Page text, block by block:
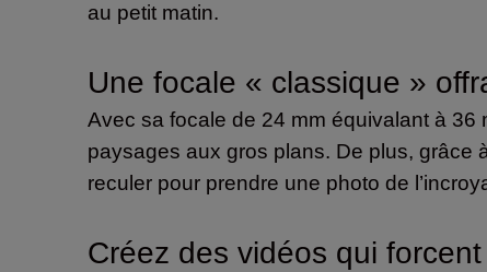
au petit matin.
Une focale « classique »
Avec sa focale de 24 mm équivalant à 36
paysages aux gros plans. De plus, grâce
reculer pour prendre une photo de
Créez des vidéos qui forcent